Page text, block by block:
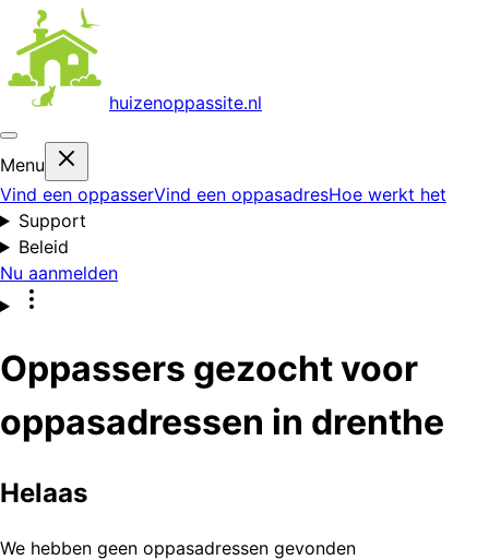
huizenoppassite.nl
Menu
Vind een oppasserVind een oppasadresHoe werkt het
Support
Beleid
Nu aanmelden
Oppassers gezocht voor
oppasadressen in drenthe
Helaas
We hebben geen oppasadressen gevonden